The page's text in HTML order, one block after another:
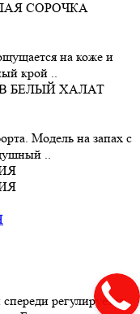
на коже и
крой ..
Модель на запах с
..
регулируется